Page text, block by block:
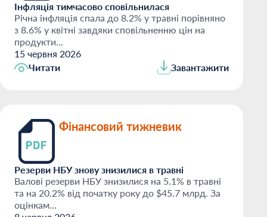
Інфляція тимчасово сповільнилася
Річна інфляція спала до 8.2% у травні порівняно
з 8.6% у квітні завдяки сповільненню цін на
продукти...
15 червня 2026
Читати
Завантажити
Фінансовий тижневик
Резерви НБУ знову знизилися в травні
Валові резерви НБУ знизилися на 5.1% в травні
та на 20.2% від початку року до $45.7 млрд. За
оцінкам...